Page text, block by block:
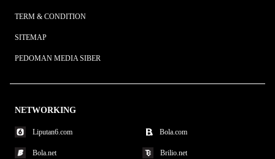
TERM & CONDITION
SITEMAP
PEDOMAN MEDIA SIBER
NETWORKING
Liputan6.com Bola.com
Bola.net Brilio.net